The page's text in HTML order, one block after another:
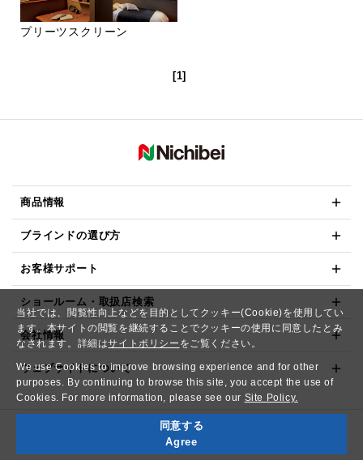
当社では、閲覧性向上などを目的としてクッキー(Cookie)を使用してい
ます。本サイトの閲覧を継続することでクッキーの使用に同意したとみ
なされます。詳細はサイトポリシー をご覧ください。
We use Cookies to improve browsing experience and for other
purposes. By continuing to browse this site, you accept the use of
Cookies. For more information, please see our Site Policy.
同意する
Agree
プリーツスクリーン
[1]
商品情報
ブラインドの選び方
お客様サポート
ショールーム・取扱店検索
会社情報
ウェブサイトについて
Copyright© NICHIBEI CO.,LTD. All Rights Reserved.